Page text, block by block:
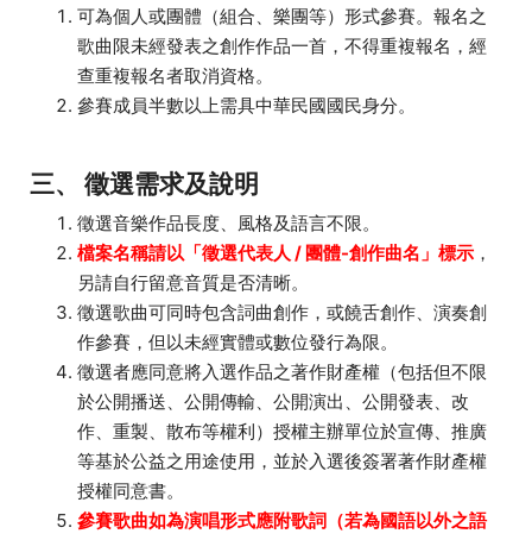
可為個人或團體（組合、樂團等）形式參賽。報名之
歌曲限未經發表之創作作品一首，不得重複報名，經
查重複報名者取消資格。
參賽成員半數以上需具中華民國國民身分。
三、 徵選需求及說明
徵選音樂作品長度、風格及語言不限。
檔案名稱請以「徵選代表人 / 團體-創作曲名」標示 ，
另請自行留意音質是否清晰。
徵選歌曲可同時包含詞曲創作，或饒舌創作、演奏創
作參賽，但以未經實體或數位發行為限。
徵選者應同意將入選作品之著作財產權（包括但不限
於公開播送、公開傳輸、公開演出、公開發表、改
作、重製、散布等權利）授權主辦單位於宣傳、推廣
等基於公益之用途使用，並於入選後簽署著作財產權
授權同意書。
參賽歌曲如為演唱形式應附歌詞（若為國語以外之語